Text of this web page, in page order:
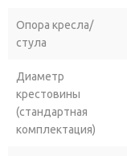
Опора кресла/
стула
Диаметр
крестовины
(стандартная
комплектация)